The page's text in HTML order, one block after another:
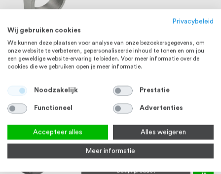
RVS 316
Buisklem verdiept met oog, Buiskoppeling,
RVS316
€ 16,89
Bekijk product
RVS 316
Buisverloop 28,0 - 42,4 mm, Buiskoppeling,
RVS316
1-2 weken
€ 17,12
Bekijk product
Privacybeleid
Wij gebruiken cookies
We kunnen deze plaatsen voor analyse van onze bezoekersgegevens, om
onze website te verbeteren, gepersonaliseerde inhoud te tonen en om jou
een geweldige website-ervaring te bieden. Voor meer informatie over de
cookies die we gebruiken open je meer informatie.
Noodzakelijk Prestatie
Functioneel Advertenties
Accepteer alles Alles weigeren
Meer informatie